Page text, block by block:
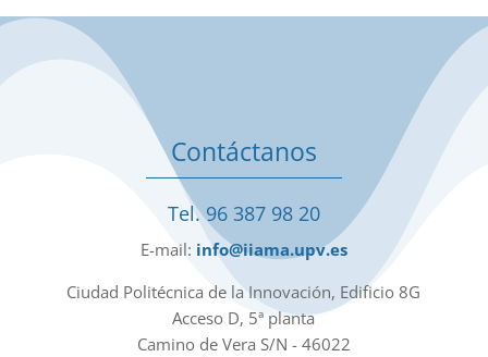
Contáctanos
Tel. 96 387 98 20
E-mail: info@iiama.upv.es
Ciudad Politécnica de la Innovación, Edificio 8G
Acceso D, 5ª planta
Camino de Vera S/N - 46022